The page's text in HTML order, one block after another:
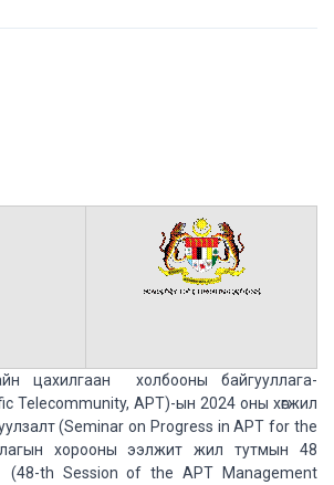
цахилгаан холбооны байгууллага-
Telecommunity, APT)-ын 2024 оны хөгжил
(Seminar on Progress in APT for the
хорооны ээлжит жил тутмын 48
(48-th Session of the APT Management